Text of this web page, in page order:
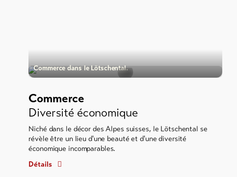
Commerce dans le Lötschental.
Commerce
Diversité économique
Niché dans le décor des Alpes suisses, le Lötschental se
révèle être un lieu d'une beauté et d'une diversité
économique incomparables.
Détails